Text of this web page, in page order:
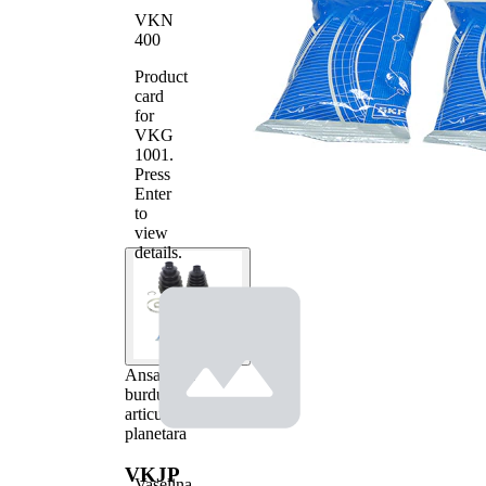
Ansamblu
burduf,
articulatie
planetara
VKJP
VKN
400
Product
card
for
VKG
1001 .
Press
Enter
to
view
details.